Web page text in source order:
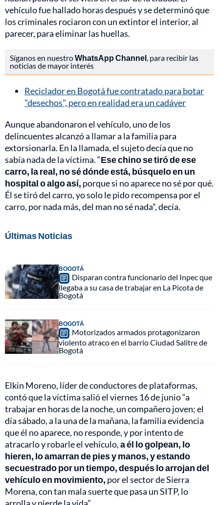
vehículo fue hallado horas después y se determinó que
los criminales rociaron con un extintor el interior, al
parecer, para eliminar las huellas.
Síganos en nuestroWhatsApp Channel , para recibir las
noticias de mayor interés
Reciclador en Bogotá fue contratado para botar
"desechos", pero en realidad era un cadáver
Aunque abandonaron el vehículo, uno de los
delincuentes alcanzó a llamar a la familia para
extorsionarla. En la llamada, el sujeto decía que no
sabía nada de la víctima. “Ese chino se tiró de ese
carro, la real, no sé dónde está, búsquelo en un
hospital o algo así, porque si no aparece no sé por qué.
Él se tiró del carro, yo solo le pido recompensa por el
carro, por nada más, del man no sé nada”, decía.
Últimas Noticias
BOGOTÁ
Disparan contra funcionario del Inpec que
llegaba a su casa de trabajar en La Picota de
Bogotá
BOGOTÁ
Motorizados armados protagonizaron
violento atraco en el barrio Ciudad Salitre de
Bogotá
Elkin Moreno, líder de conductores de plataformas,
contó que la víctima salió el viernes 16 de junio “a
trabajar en horas de la noche, un compañero joven; el
día sábado, a la una de la mañana, la familia evidencia
que él no aparece, no responde, y por intento de
atracarlo y robarle el vehículo,a él lo golpean, lo
hieren, lo amarran de pies y manos, y estando
secuestrado por un tiempo, después lo arrojan del
vehículo en movimiento, por el sector de Sierra
Morena, con tan mala suerte que pasa un SITP, lo
arrolla y pierde la vida”.